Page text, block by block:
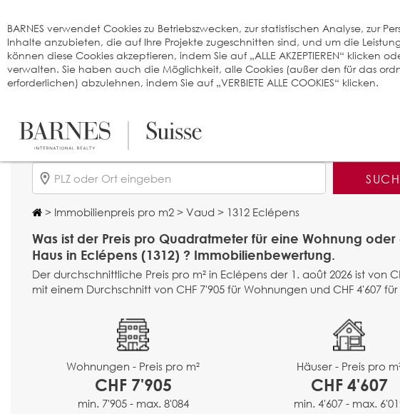
> Immobilienpreis pro m2 > Vaud > 1312 Eclépens
Was ist der Preis pro Quadratmeter für eine Wohnung oder
Haus in Eclépens (1312) ? Immobilienbewertung.
Der durchschnittliche Preis pro m² in Eclépens der 1. août 2026 ist von
mit einem Durchschnitt von CHF 7'905 für Wohnungen und CHF 4'607 für
Wohnungen - Preis pro m²
CHF 7'905
min. 7'905 - max. 8'084
Häuser - Preis pro
CHF 4'607
min. 4'607 - max.
BARNES verwendet Cookies zu Betriebszwecken, zur statistischen Analyse, zur
Inhalte anzubieten, die auf Ihre Projekte zugeschnitten sind, und um die
können diese Cookies akzeptieren, indem Sie auf „ALLE AKZEPTIEREN“ klicken
verwalten. Sie haben auch die Möglichkeit, alle Cookies (außer den für das
erforderlichen) abzulehnen, indem Sie auf „VERBIETE ALLE COOKIES“ klicken.